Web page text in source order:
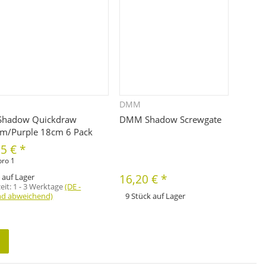
Quickdraw
Purple 18cm 6 Pack
€ *
1
auf Lager
1 - 3 Werktage(DE -
abweichend)
DMM
DMM Shadow Screwgate
16,20 € *
9 Stück auf Lager